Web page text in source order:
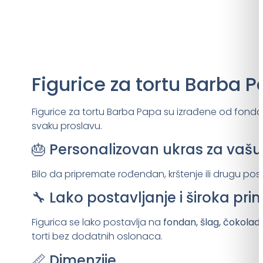
Figurice za tortu Barba
Figurice za tortu Barba Papa su izrađene od
svaku proslavu.
🎂 Personalizovan ukras za
Bilo da pripremate rođendan, krštenje ili drugu
🔧 Lako postavljanje i široka
Figurica se lako postavlja na fondan, šlag,
torti bez dodatnih oslonaca.